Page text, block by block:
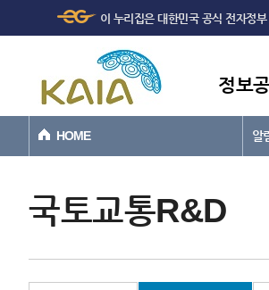
본문바로가기
이 누리집은 대한민국 공식 전자정
정보
HOME 알
국토교통R&D